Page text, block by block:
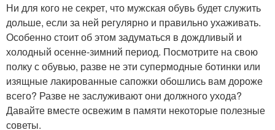
Ни для кого не секрет, что мужская обувь будет служить
дольше, если за ней регулярно и правильно ухаживать.
Особенно стоит об этом задуматься в дождливый и
холодный осенне-зимний период. Посмотрите на свою
полку с обувью, разве не эти супермодные ботинки или
изящные лакированные сапожки обошлись вам дороже
всего? Разве не заслуживают они должного ухода?
Давайте вместе освежим в памяти некоторые полезные
советы.